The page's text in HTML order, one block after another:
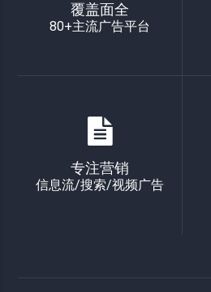
覆盖面全
80+主流广告平台
专注营销
信息流/搜索/视频广告